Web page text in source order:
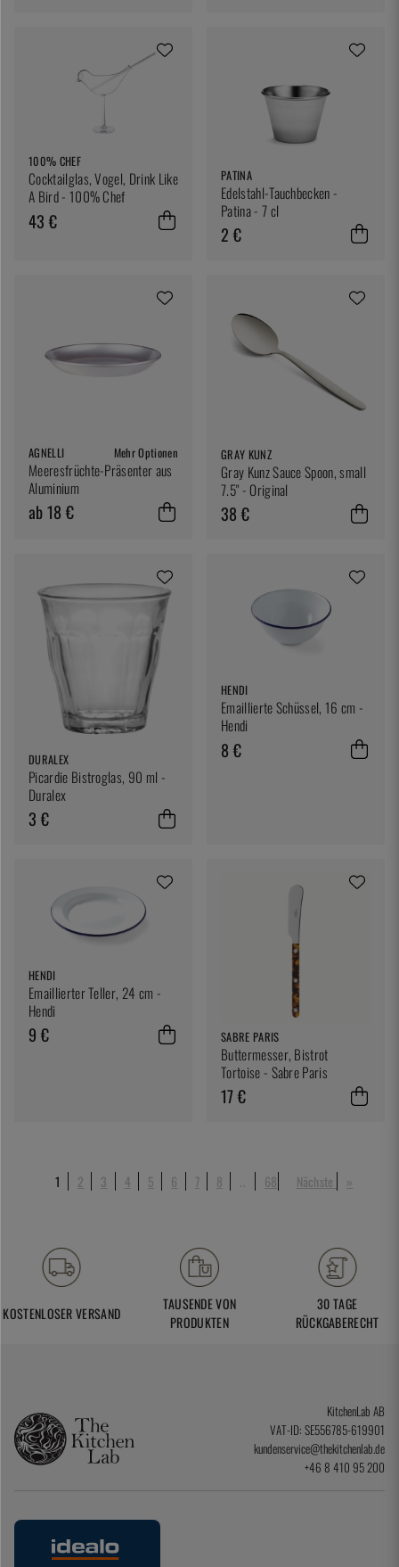
100% CHEF
Cocktailglas, Vogel, Drink Like
A Bird - 100% Chef
43 €
PATINA
Edelstahl-Tauchbecken -
Patina - 7 cl
2 €
AGNELLI Mehr Optionen
Meeresfrüchte-Präsenter aus
Aluminium
ab 18 €
GRAY KUNZ
Gray Kunz Sauce Spoon, small
7.5" - Original
38 €
DURALEX
Picardie Bistroglas, 90 ml -
Duralex
3 €
HENDI
Emaillierte Schüssel, 16 cm -
Hendi
8 €
HENDI
Emaillierter Teller, 24 cm -
Hendi
9 € SABRE PARIS
Buttermesser, Bistrot
Tortoise - Sabre Paris
17 €
1 2 3 4 5 6 7 8 .. 68 Nächste »
KOSTENLOSER VERSAND
TAUSENDE VON
PRODUKTEN
30 TAGE
RÜCKGABERECHT
KitchenLab AB
VAT-ID: SE556785-619901
kundenservice@thekitchenlab.de
+46 8 410 95 200